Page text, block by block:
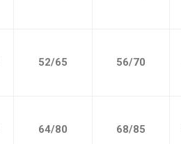
52/65 56/70
64/80 68/85